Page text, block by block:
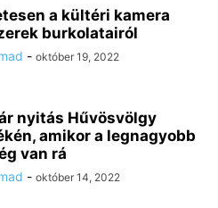
a kültéri kamera
burkolatairól
- október 19, 2022
nyitás Hűvösvölgy
amikor a legnagyobb
van rá
- október 14, 2022